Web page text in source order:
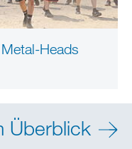
Heads
Überblick